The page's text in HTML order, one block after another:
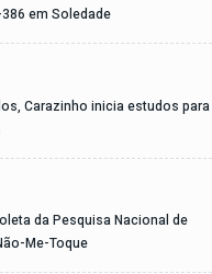
em Soledade
Carazinho inicia estudos para
da Pesquisa Nacional de
Me-Toque